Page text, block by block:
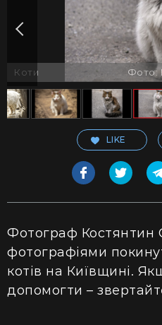
Коти Фото:
LIKE
Фотограф Костянтин
фотографіями
котів на Київщині.
допомогти –